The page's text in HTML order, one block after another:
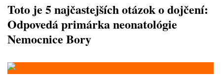
Toto je 5 najčastejších otázok o dojčení:
Odpovedá primárka neonatológie
Nemocnice Bory